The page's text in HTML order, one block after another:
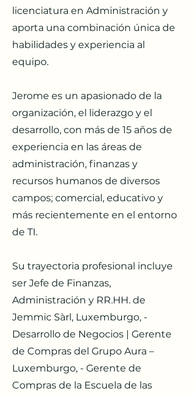
licenciatura en Administración y
aporta una combinación única de
habilidades y experiencia al
equipo.
Jerome es un apasionado de la
organización, el liderazgo y el
desarrollo, con más de 15 años de
experiencia en las áreas de
administración, finanzas y
recursos humanos de diversos
campos; comercial, educativo y
más recientemente en el entorno
de TI.
Su trayectoria profesional incluye
ser Jefe de Finanzas,
Administración y RR.HH. de
Jemmic Sàrl, Luxemburgo, -
Desarrollo de Negocios | Gerente
de Compras del Grupo Aura –
Luxemburgo, - Gerente de
Compras de la Escuela de las